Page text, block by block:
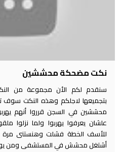
نكت مضحكة محششين
سنقدم لكم الأن مجموعة من
بتجميعها لاجلكم وهذه النكت
محششين في السجن قرروا أنهم
علشان يعرفوا يهربوا ولما نزلوا
للأسف الخطة فشلت وهنستنى مرة
أشتغل محشش في المستشفى ومن